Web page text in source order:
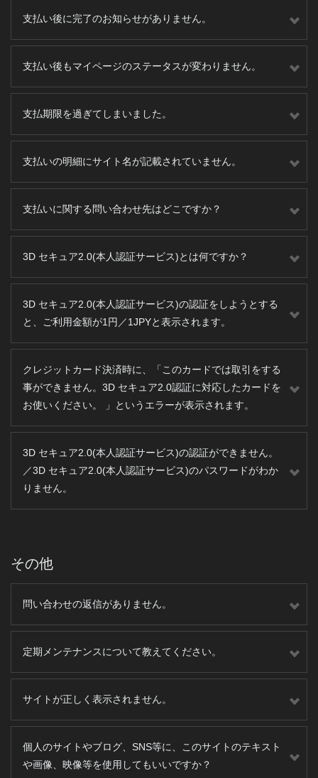
支払い後に完了のお知らせがありません。
支払い後もマイページのステータスが変わりません。
支払期限を過ぎてしまいました。
支払いの明細にサイト名が記載されていません。
支払いに関する問い合わせ先はどこですか？
3D セキュア2.0(本人認証サービス)とは何ですか？
3D セキュア2.0(本人認証サービス)の認証をしようとする
と、ご利用金額が1円／1JPYと表示されます。
クレジットカード決済時に、「このカードでは取引をする
事ができません。3D セキュア2.0認証に対応したカードを
お使いください。 」というエラーが表示されます。
3D セキュア2.0(本人認証サービス)の認証ができません。
／3D セキュア2.0(本人認証サービス)のパスワードがわか
りません。
その他
問い合わせの返信がありません。
定期メンテナンスについて教えてください。
サイトが正しく表示されません。
個人のサイトやブログ、SNS等に、このサイトのテキスト
や画像、映像等を使用してもいいですか？